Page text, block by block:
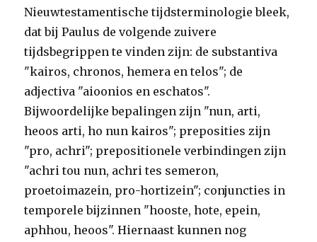
Nieuwtestamentische tijdsterminologie bleek,
dat bij Paulus de volgende zuivere
tijdsbegrippen te vinden zijn: de substantiva
"kairos, chronos, hemera en telos"; de
adjectiva "aioonios en eschatos".
Bijwoordelijke bepalingen zijn "nun, arti,
heoos arti, ho nun kairos"; preposities zijn
"pro, achri"; prepositionele verbindingen zijn
"achri tou nun, achri tes semeron,
proetoimazein, pro-hortizein"; conjuncties in
temporele bijzinnen "hooste, hote, epein,
aphhou, heoos". Hiernaast kunnen nog